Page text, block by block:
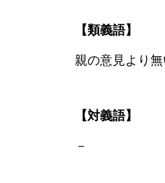
【類義語】
親の意見より
【対義語】
－